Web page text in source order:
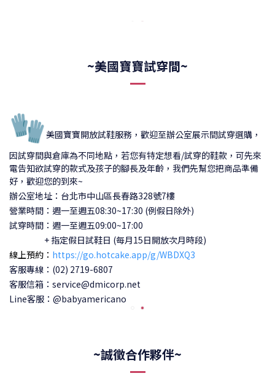
~美國寶寶試穿間~
🧤美國寶寶開放試鞋服務，歡迎至辦公室展示間試穿選購，
因試穿間與倉庫為不同地點，若您有特定想看/試穿的鞋款，可先來
電告知欲試穿的款式及孩子的腳長及年齡，我們先幫您把商品準備
好，歡迎您的到來~
辦公室地址：台北市中山區長春路328號7樓
營業時間：週一至週五08:30~17:30 (例假日除外)
試穿時間： 週一至週五09:00~17:00
+ 指定假日試鞋日 (每月15日開放次月時段)
線上預約： https://go.hotcake.app/g/WBDXQ3
客服專線：(02) 2719-6807
客服信箱：service@dmicorp.net
Line客服：@babyamericano
~誠徵合作夥伴~